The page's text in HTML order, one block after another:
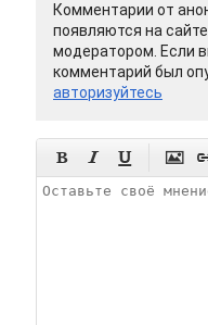
Комментарии от
появляются на
модератором. Если
комментарий был
авторизуйтесь
   